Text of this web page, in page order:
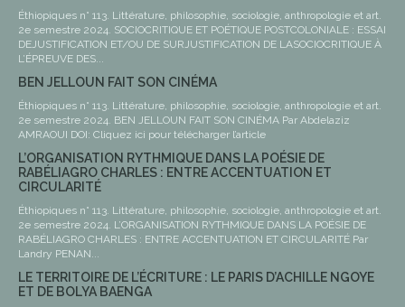
Éthiopiques n° 113. Littérature, philosophie, sociologie, anthropologie et art.
2e semestre 2024. SOCIOCRITIQUE ET POÉTIQUE POSTCOLONIALE : ESSAI
DEJUSTIFICATION ET/OU DE SURJUSTIFICATION DE LASOCIOCRITIQUE À
L’ÉPREUVE DES...
BEN JELLOUN FAIT SON CINÉMA
Éthiopiques n° 113. Littérature, philosophie, sociologie, anthropologie et art.
2e semestre 2024. BEN JELLOUN FAIT SON CINÉMA Par Abdelaziz
AMRAOUI DOI: Cliquez ici pour télécharger l’article
L’ORGANISATION RYTHMIQUE DANS LA POÉSIE DE
RABÉLIAGRO CHARLES : ENTRE ACCENTUATION ET
CIRCULARITÉ
Éthiopiques n° 113. Littérature, philosophie, sociologie, anthropologie et art.
2e semestre 2024. L’ORGANISATION RYTHMIQUE DANS LA POÉSIE DE
RABÉLIAGRO CHARLES : ENTRE ACCENTUATION ET CIRCULARITÉ Par
Landry PENAN...
LE TERRITOIRE DE L’ÉCRITURE : LE PARIS D’ACHILLE NGOYE
ET DE BOLYA BAENGA